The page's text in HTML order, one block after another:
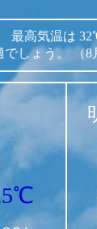
最高気温は
でしょう。（8